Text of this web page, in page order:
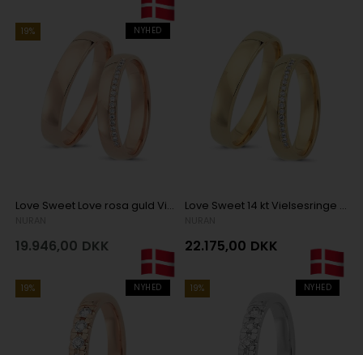
NYHED
19%
Love Sweet Love rosa guld Vielsesringe med 17 x 0,005 ct stk diamanter Wesselton SI
19.946,00 DKK
Love Sweet 14 kt Vielsesringe med 17 x 0,005 ct stk diamanter Wesselton SI
22.175,00 DKK
NYHED
19% NYHED
19%